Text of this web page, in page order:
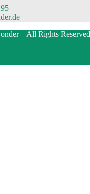
– All Rights Reserved